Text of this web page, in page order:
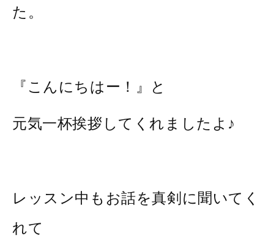
た。
『こんにちはー！』と
元気一杯挨拶してくれましたよ♪
レッスン中もお話を真剣に聞いてく
れて